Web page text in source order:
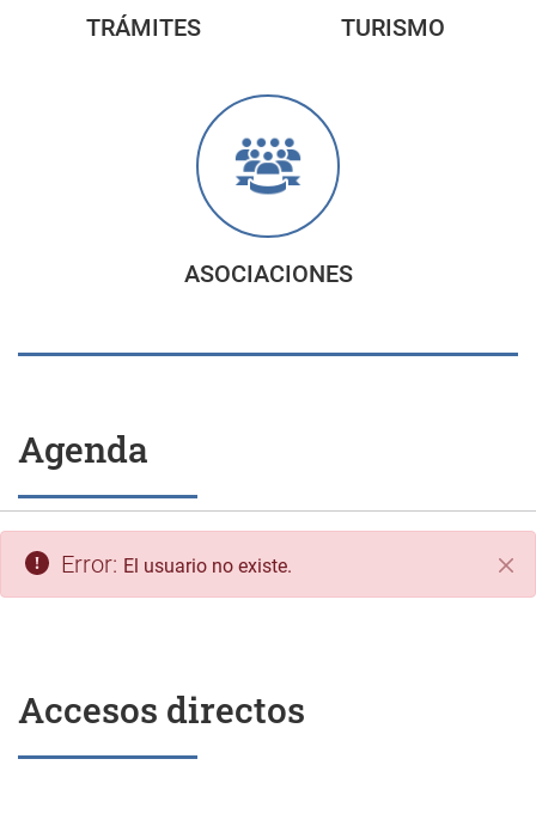
TRÁMITES TURISMO
ASOCIACIONES
Agenda
Error: El usuario no existe.
Accesos directos